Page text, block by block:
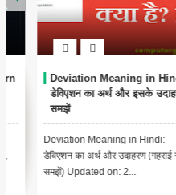
Margin Trading क्या है? हिंदी में
मार्जिन ट्रेडिंग: एक व्यापक गाइड [Margin
Trading: A Comprehensive Guide,
In Hindi]परिभाषा (Definitio...